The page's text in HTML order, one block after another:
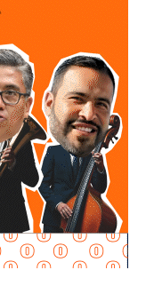
en dos vertientes
del deudor
de terceras
obligación
destacó que la
jurídicas
y demás
que
utilizadas para